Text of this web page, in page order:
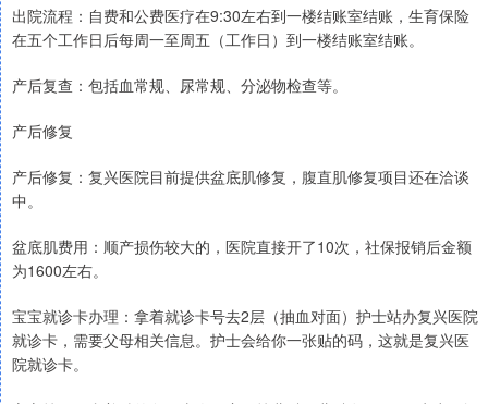
出院流程：自费和公费医疗在9:30左右到一楼结账室结账，生育保险
在五个工作日后每周一至周五（工作日）到一楼结账室结账。
产后复查：包括血常规、尿常规、分泌物检查等。
产后修复
产后修复：复兴医院目前提供盆底肌修复，腹直肌修复项目还在洽谈
中。
盆底肌费用：顺产损伤较大的，医院直接开了10次，社保报销后金额
为1600左右。
宝宝就诊卡办理：拿着就诊卡号去2层（抽血对面）护士站办复兴医院
就诊卡，需要父母相关信息。护士会给你一张贴的码，这就是复兴医
院就诊卡。